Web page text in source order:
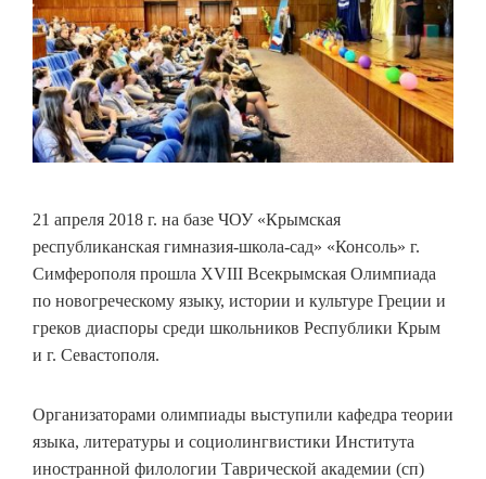
21 апреля 2018 г. на базе ЧОУ «Крымская
республиканская гимназия-школа-сад» «Консоль» г.
Симферополя прошла ΧVІІІ Всекрымская Олимпиада
по новогреческому языку, истории и культуре Греции и
греков диаспоры среди школьников Республики Крым
и г. Севастополя.
Организаторами олимпиады выступили кафедра теории
языка, литературы и социолингвистики Института
иностранной филологии Таврической академии (сп)